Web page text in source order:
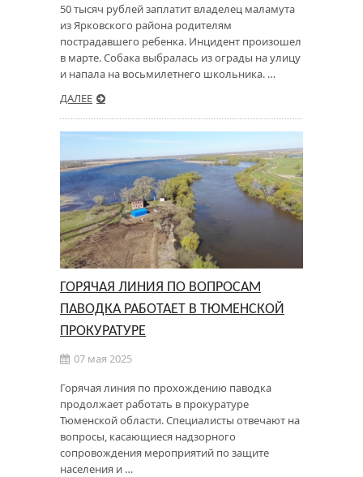
50 тысяч рублей заплатит владелец маламута
из Ярковского района родителям
пострадавшего ребенка. Инцидент произошел
в марте. Собака выбралась из ограды на улицу
и напала на восьмилетнего школьника. …
ДАЛЕЕ
ГОРЯЧАЯ ЛИНИЯ ПО ВОПРОСАМ
ПАВОДКА РАБОТАЕТ В ТЮМЕНСКОЙ
ПРОКУРАТУРЕ
07 мая 2025
Горячая линия по прохождению паводка
продолжает работать в прокуратуре
Тюменской области. Специалисты отвечают на
вопросы, касающиеся надзорного
сопровождения мероприятий по защите
населения и …